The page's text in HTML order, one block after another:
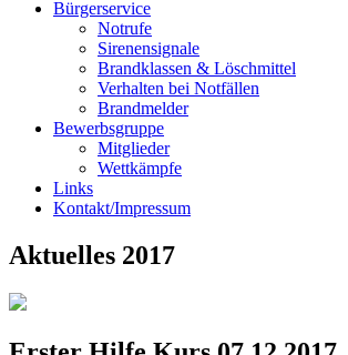
Bürgerservice
Notrufe
Sirenensignale
Brandklassen & Löschmittel
Verhalten bei Notfällen
Brandmelder
Bewerbsgruppe
Mitglieder
Wettkämpfe
Links
Kontakt/Impressum
Aktuelles 2017